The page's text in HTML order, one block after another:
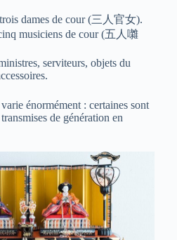
dames de cour (三人官女).
musiciens de cour (五人囃
serviteurs, objets du
énormément : certaines sont
de génération en